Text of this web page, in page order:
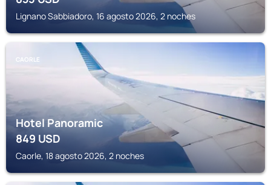
Lignano Sabbiadoro, 16 agosto 2026, 2 noches
CAORLE
Hotel Panoramic
849USD
Caorle, 18 agosto 2026, 2 noches